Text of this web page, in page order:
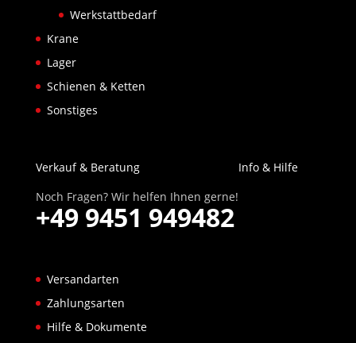
Werkstattbedarf
Krane
Lager
Schienen & Ketten
Sonstiges
Verkauf & Beratung
Noch Fragen? Wir helfen Ihnen gerne!
+49 9451 949482
Info & Hilfe
Versandarten
Zahlungsarten
Hilfe & Dokumente